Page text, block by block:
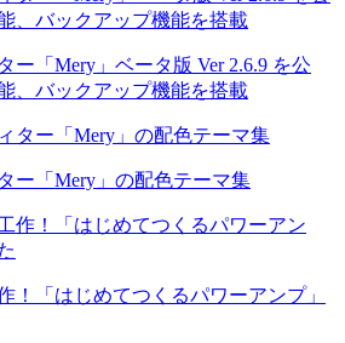
ー「Mery」ベータ版 Ver 2.6.9 を公
、バックアップ機能を搭載
ー「Mery」の配色テーマ集
！「はじめてつくるパワーアンプ」